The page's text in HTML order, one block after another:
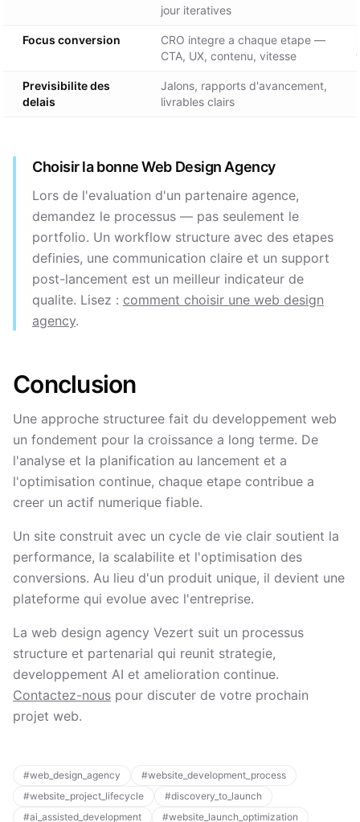
jour iteratives
Focus conversion
CRO integre a chaque etape —
CTA, UX, contenu, vitesse
Previsibilite des
delais
Jalons, rapports d'avancement,
livrables clairs
Choisir la bonne Web Design Agency
Lors de l'evaluation d'un partenaire agence,
demandez le processus — pas seulement le
portfolio. Un workflow structure avec des etapes
definies, une communication claire et un support
post-lancement est un meilleur indicateur de
qualite. Lisez : comment choisir une web design
agency.
Conclusion
Une approche structuree fait du developpement web
un fondement pour la croissance a long terme. De
l'analyse et la planification au lancement et a
l'optimisation continue, chaque etape contribue a
creer un actif numerique fiable.
Un site construit avec un cycle de vie clair soutient la
performance, la scalabilite et l'optimisation des
conversions. Au lieu d'un produit unique, il devient une
plateforme qui evolue avec l'entreprise.
La web design agency Vezert suit un processus
structure et partenarial qui reunit strategie,
developpement AI et amelioration continue.
Contactez-nous pour discuter de votre prochain
projet web.
#web_design_agency #website_development_process
#website_project_lifecycle #discovery_to_launch
#ai_assisted_development #website_launch_optimization